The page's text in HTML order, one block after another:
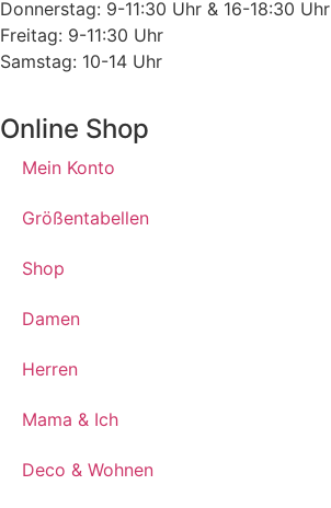
Donnerstag: 9-11:30 Uhr & 16-18:30 Uhr
Freitag: 9-11:30 Uhr
Samstag: 10-14 Uhr
Online Shop
Mein Konto
Größentabellen
Shop
Damen
Herren
Mama & Ich
Deco & Wohnen